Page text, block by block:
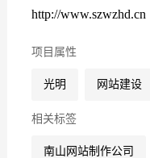
http://www.szwzhd.cn
项目属性
光明 网站建设
相关标签
南山网站制作公司